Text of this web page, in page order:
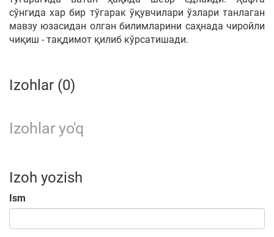
сўнгида хар бир тўгарак ўқувчилари ўзлари танлаган
мавзу юзасидан олган билимларини саҳнада чиройли
чиқиш - тақдимот қилиб кўрсатишади.
Izohlar (0)
Izohlar yo'q
Izoh yozish
Ism